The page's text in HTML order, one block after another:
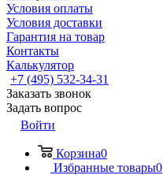
Условия оплаты
Условия доставки
Гарантия на товар
Контакты
Калькулятор
+7 (495) 532‑34‑31
Заказать звонок
Задать вопрос
Войти
Корзина0
Избранные товары0